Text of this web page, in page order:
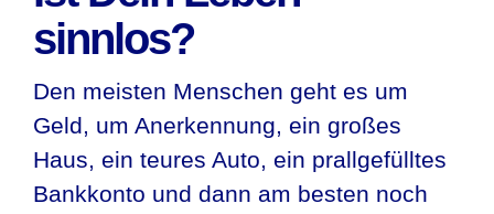
sinnlos?
Den meisten Menschen geht es um
Geld, um Anerkennung, ein großes
Haus, ein teures Auto, ein prallgefülltes
Bankkonto und dann am besten noch